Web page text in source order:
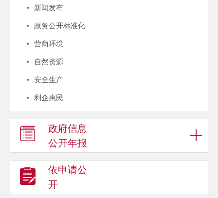
新闻发布
政务公开标准化
营商环境
自然资源
安全生产
利企惠民
政府信息
公开年报
依申请公
开